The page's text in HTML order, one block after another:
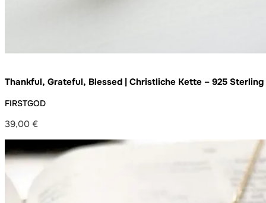
Thankful, Grateful, Blessed | Christliche Kette – 925
FIRSTGOD
39,00 €